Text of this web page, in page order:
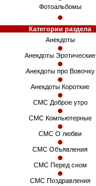
Фотоальбомы
Категории раздела
Анекдоты
Анекдоты Эротические
Анекдоты про Вовочку
Анекдоты Короткие
СМС Доброе утро
СМС Компьютерные
СМС О любви
СМС Объявления
СМС Перед сном
СМС Поздравления